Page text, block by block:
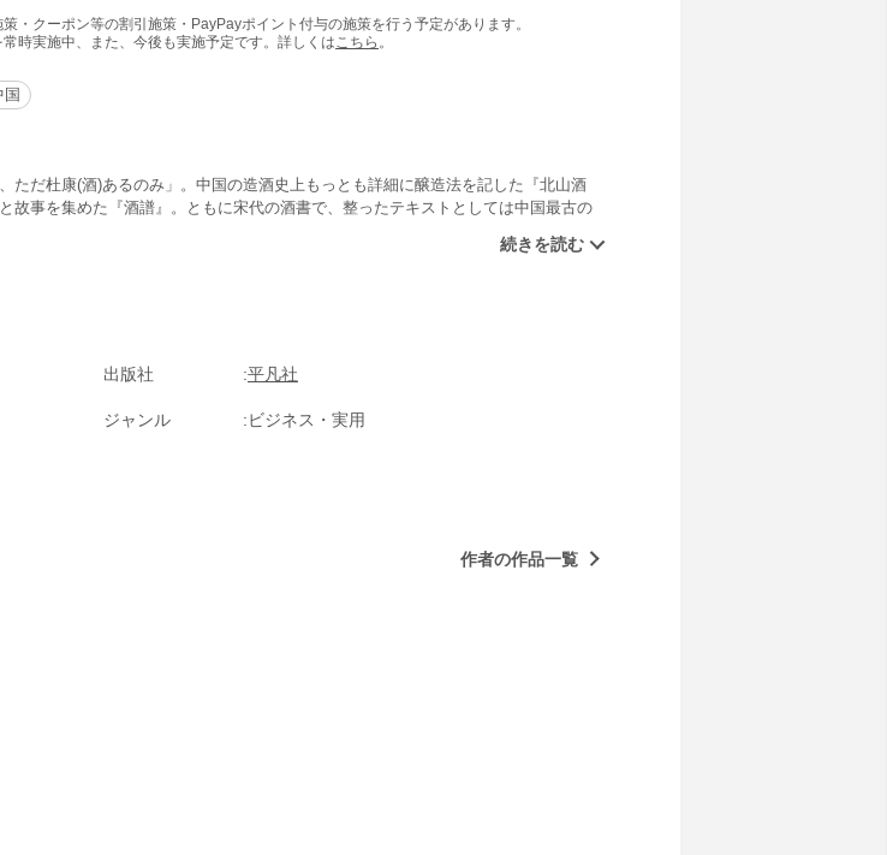
・クーポン等の割引施策・PayPayポイント付与の施策を行う予定があります。
時実施中、また、今後も実施予定です。詳しくは こちら 。
国
ただ杜康(酒)あるのみ」。中国の造酒史上もっとも詳細に醸造法を記した『北山酒
故事を集めた『酒譜』。ともに宋代の酒書で、整ったテキストとしては中国最古の
出版社 平凡社
ジャンル ビジネス・実用
作者の作品一覧